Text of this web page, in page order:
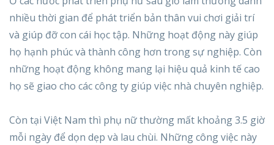
nhiều thời gian để phát triển bản thân vui chơi giải trí
và giúp đỡ con cái học tập. Những hoạt động này giúp
họ hạnh phúc và thành công hơn trong sự nghiệp. Còn
những hoạt động không mang lại hiệu quả kinh tế cao
họ sẽ giao cho các công ty giúp việc nhà chuyên nghiệp.
Còn tại Việt Nam thì phụ nữ thường mất khoảng 3.5 giờ
mỗi ngày để dọn dẹp và lau chùi. Những công việc này